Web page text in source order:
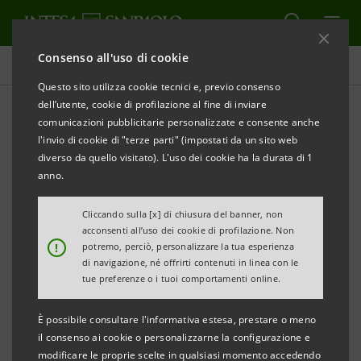
Consenso all'uso di cookie
Questo sito utilizza cookie tecnici e, previo consenso
dell’utente, cookie di profilazione al fine di inviare
comunicazioni pubblicitarie personalizzate e consente anche
l'invio di cookie di "terze parti" (impostati da un sito web
diverso da quello visitato). L'uso dei cookie ha la durata di 1
anno.
!
Cliccando sulla [x] di chiusura del banner, non
acconsenti all’uso dei cookie di profilazione. Non
potremo, perciò, personalizzare la tua esperienza
di navigazione, né offrirti contenuti in linea con le
tue preferenze o i tuoi comportamenti online.
È possibile consultare l'informativa estesa, prestare o meno
il consenso ai cookie o personalizzarne la configurazione e
modificare le proprie scelte in qualsiasi momento accedendo
Comunicati stampa
STAMPA AGGIORNA
COMUNICATO STAMPA
INTESA SANPAOLO, AL GRATTACIELO DI TORINO
CONFERENZA DI JEAN-PAUL FITOUSSI SUL
TEMA“OSCURITÀ INTENZIONALE: PERCHÉ SI
RENDE INCOMPRENSIBILE L’ECONOMIA”
Mercoledì 12 febbraio 2020, ore 18